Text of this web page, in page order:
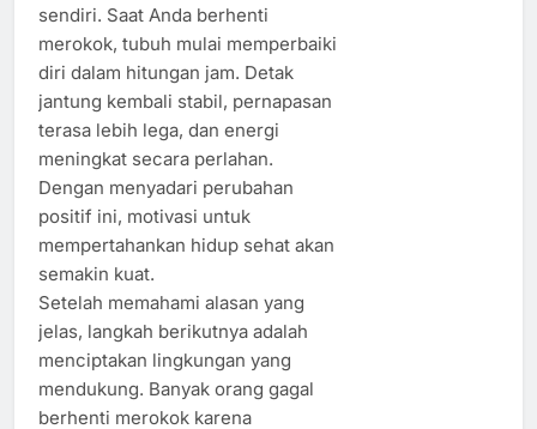
sendiri. Saat Anda berhenti
merokok, tubuh mulai memperbaiki
diri dalam hitungan jam. Detak
jantung kembali stabil, pernapasan
terasa lebih lega, dan energi
meningkat secara perlahan.
Dengan menyadari perubahan
positif ini, motivasi untuk
mempertahankan hidup sehat akan
semakin kuat.
Setelah memahami alasan yang
jelas, langkah berikutnya adalah
menciptakan lingkungan yang
mendukung. Banyak orang gagal
berhenti merokok karena